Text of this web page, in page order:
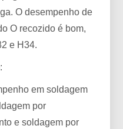
O desempenho de
O recozido é bom,
e H34.
em soldagem
por
e soldagem por